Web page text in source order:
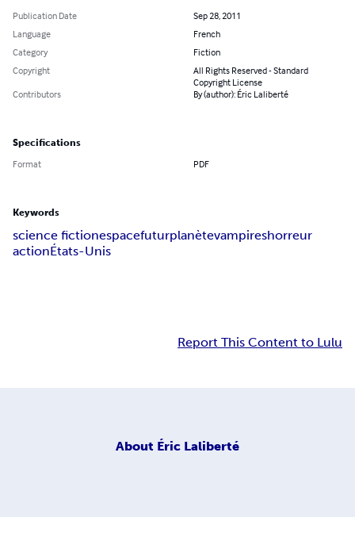
Publication Date
Sep 28, 2011
Language
French
Category
Fiction
Copyright
All Rights Reserved - Standard
Copyright License
Contributors
By (author): Éric Laliberté
Specifications
Format PDF
Keywords
science fictionespacefuturplanètevampireshorreur
actionÉtats-Unis
Report This Content to Lulu
About Éric Laliberté